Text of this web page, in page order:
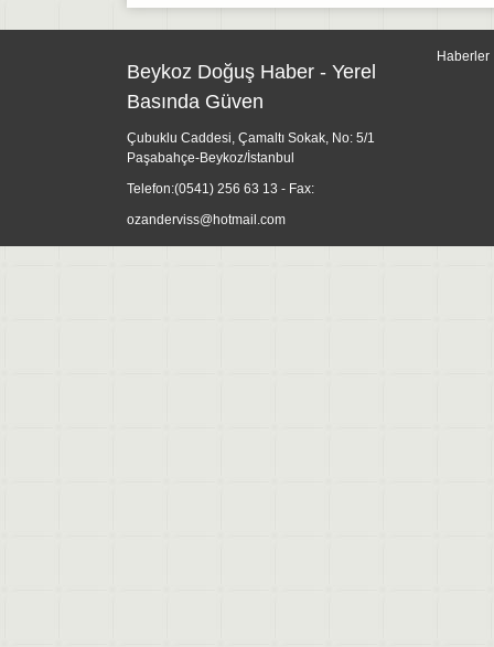
Beykoz Doğuş Haber - Yerel
Basında Güven
Çubuklu Caddesi, Çamaltı Sokak, No: 5/1
Paşabahçe-Beykoz/İstanbul
Telefon:(0541) 256 63 13 - Fax:
ozanderviss@hotmail.com
Haberler